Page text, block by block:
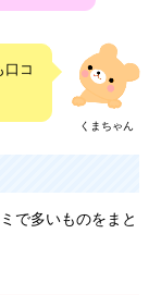
くまちゃん
口コ
で多いものをまと